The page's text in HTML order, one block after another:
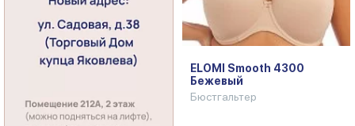
ELOMI Smooth 4300
Бежевый
Бюстгальтер